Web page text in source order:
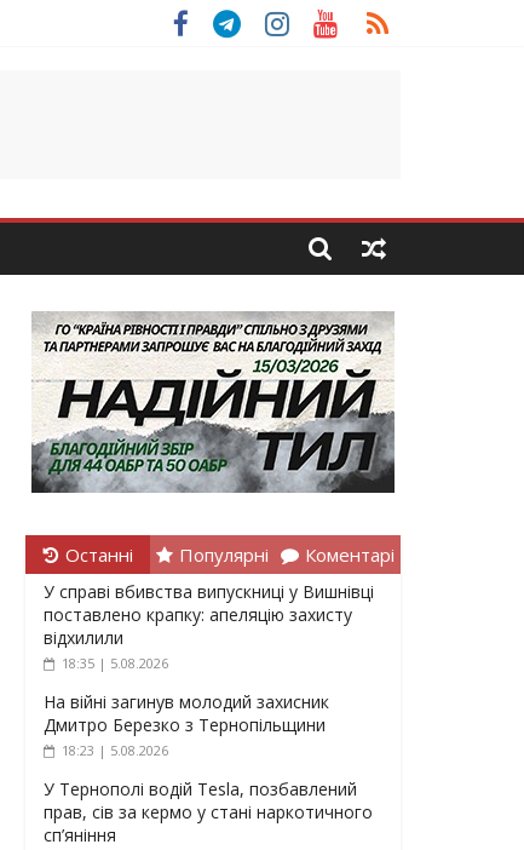
Останні Популярні Коментарі
У справі вбивства випускниці у Вишнівці
поставлено крапку: апеляцію захисту
відхилили
18:35 | 5.08.2026
На війні загинув молодий захисник
Дмитро Березко з Тернопільщини
18:23 | 5.08.2026
У Тернополі водій Tesla, позбавлений
прав, сів за кермо у стані наркотичного
сп’яніння